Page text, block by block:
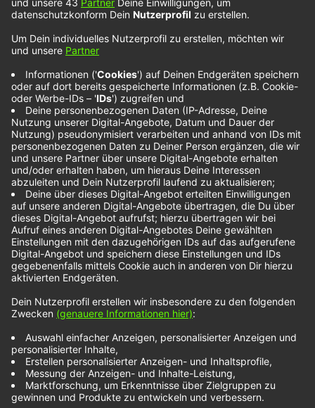
Nick Howard im
Interview
Nick Howard ist in seinem Leben viel
rumgekommen. Er hat bereits in England,
Deutschland und den USA gewohnt und dabei die
unterschiedlichsten Facetten der Musikwelt